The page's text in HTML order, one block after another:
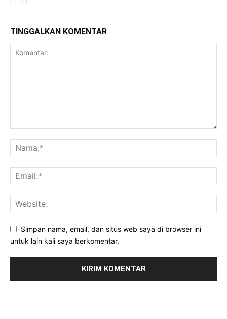
TINGGALKAN KOMENTAR
Simpan nama, email, dan situs web saya di browser ini
untuk lain kali saya berkomentar.